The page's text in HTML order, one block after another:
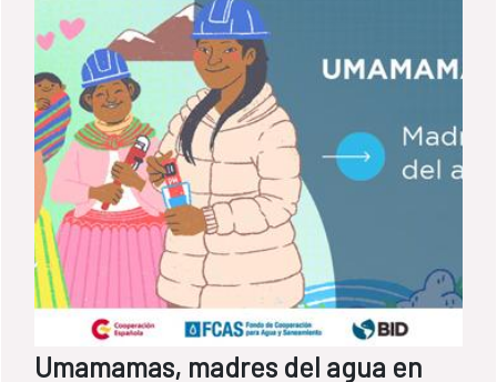
Umamamas, madres del agua en